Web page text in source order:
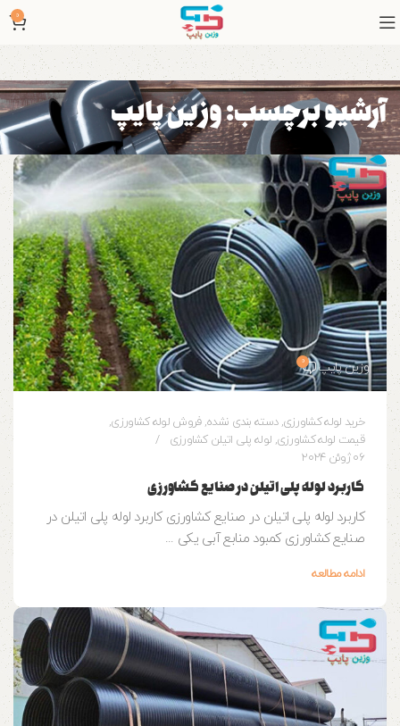
0
آرشیو برچسب: وزین پایپ
وزین پایپ 0
خرید لوله کشاورزی,دسته بندی نشده,فروش لوله کشاورزی,
قیمت لوله کشاورزی, لوله پلی اتیلن کشاورزی
06 ژوئن 2024
کاربرد لوله پلی اتیلن در صنایع کشاورزی
کاربرد لوله پلی اتیلن در صنایع کشاورزی کاربرد لوله پلی اتیلن در
صنایع کشاورزی کمبود منابع آبی یکی ...
ادامه مطالعه